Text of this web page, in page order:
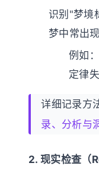
识别"梦境
梦中常出
例如
定律
详细记录方
录、分析与
2. 现实检查（